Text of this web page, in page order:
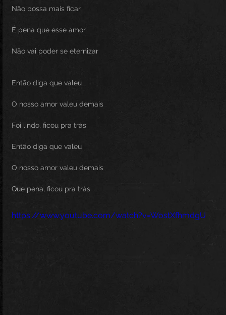
Não possa mais ficar
É pena que esse amor
Não vai poder se eternizar
Então diga que valeu
O nosso amor valeu demais
Foi lindo, ficou pra trás
Então diga que valeu
O nosso amor valeu demais
Que pena, ficou pra trás
https://www.youtube.com/watch?v=WostXfhmdgU